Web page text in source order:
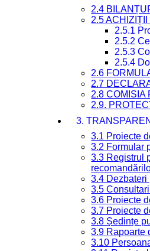
2.4
2.5
2.5.1
2.5.2
2.5.3
2.5.4
2.6
2.7
2.8 COMISIA
2.9.
3.
3.1 Proiecte
3.2 Formular
3.3 Registrul
3.4 Dezbateri
3.5
3.6 Proiecte
3.7 Proiecte
3.8 Ședințe
3.9 Rapoarte
3.10